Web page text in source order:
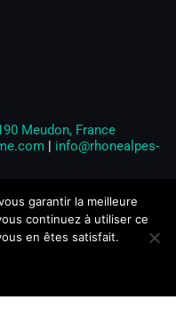
Meudon, France
info@rhonealpes-
de 8h00 à 18h00
garantir la meilleure
continuez à utiliser ce
en êtes satisfait.